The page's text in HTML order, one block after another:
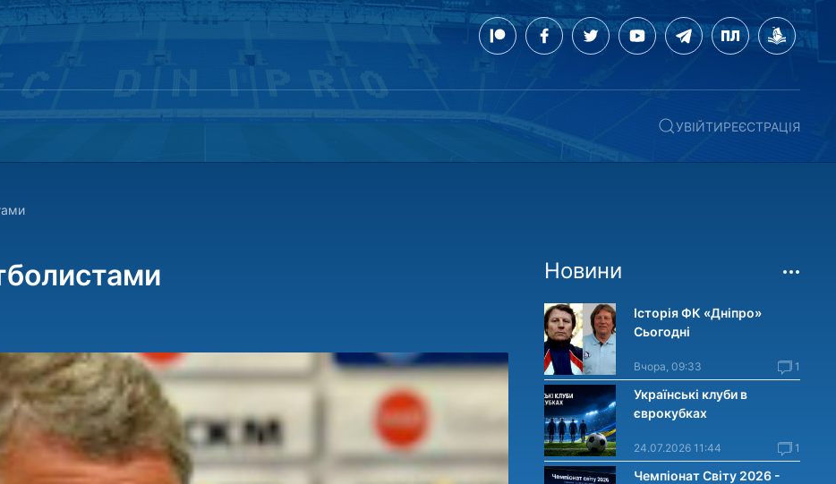
УВІЙТИРЕЄСТРАЦІЯ
Новини
Історія ФК «Дніпро»
Сьогодні
Вчора, 09:33 1
Українські клуби в
єврокубках
24.07.2026 11:44 1
Чемпіонат Світу 2026 -